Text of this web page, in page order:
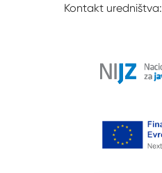
Kontakt uredništva: